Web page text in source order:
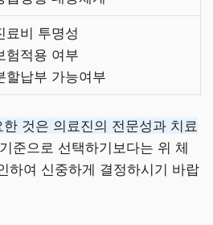
료비 투명성
험적용 여부
할납부 가능여부
것은 의료진의 전문성과 치료
준으로 선택하기보다는 위 체
하여 신중하게 결정하시기 바랍